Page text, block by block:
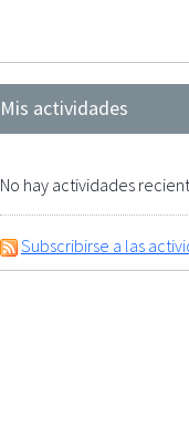
Mis actividades
No hay actividades
Subscribirse a las